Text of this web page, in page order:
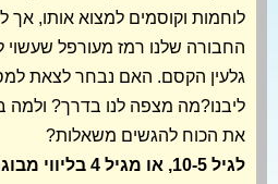
לוחמות וקוסמים למצוא אותו, אך
החבורה שלנו רמז מעורפל שעשוי
גלעין הקסם. האם נבחר לצאת
ליבנו?מה מצפה לנו בדרך? ולמה
את הכוח להגשים משאלות?
לגיל 10-5, או